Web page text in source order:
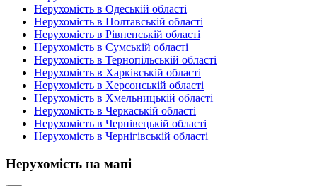
Нерухомість в Одеській області
Нерухомість в Полтавській області
Нерухомість в Рівненській області
Нерухомість в Сумській області
Нерухомість в Тернопільській області
Нерухомість в Харківській області
Нерухомість в Херсонській області
Нерухомість в Хмельницькій області
Нерухомість в Черкаській області
Нерухомість в Чернівецькій області
Нерухомість в Чернігівській області
Нерухомість на мапі